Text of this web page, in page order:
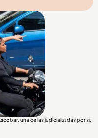
una de las judicializadas por su